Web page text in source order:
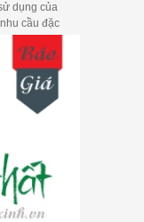
dụng của
cầu đặc
đơn vị tại
khả năng tùy